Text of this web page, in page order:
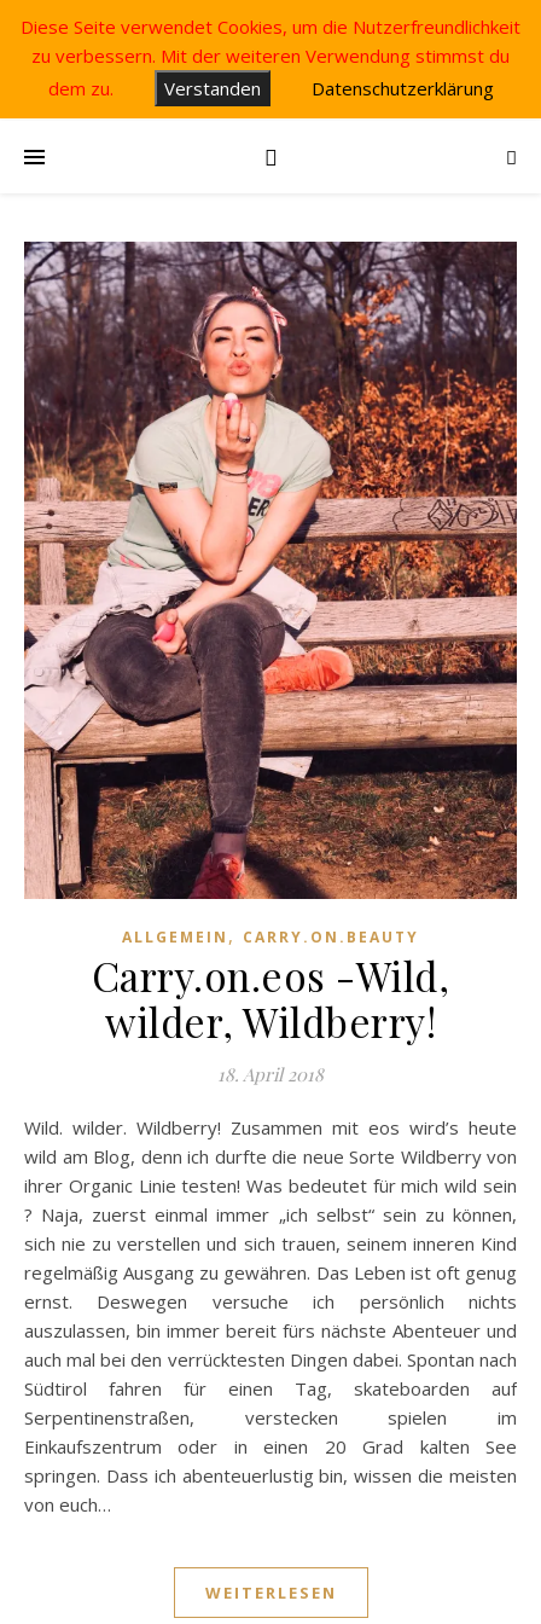
ALLGEMEIN , CARRY.ON.BEAUTY
Carry.on.eos -Wild,
wilder, Wildberry!
18. April 2018
Wild. wilder. Wildberry! Zusammen mit eos wird’s heute
wild am Blog, denn ich durfte die neue Sorte Wildberry von
ihrer Organic Linie testen! Was bedeutet für mich wild sein
? Naja, zuerst einmal immer „ich selbst“ sein zu können,
sich nie zu verstellen und sich trauen, seinem inneren Kind
regelmäßig Ausgang zu gewähren. Das Leben ist oft genug
ernst. Deswegen versuche ich persönlich nichts
auszulassen, bin immer bereit fürs nächste Abenteuer und
auch mal bei den verrücktesten Dingen dabei. Spontan nach
Südtirol fahren für einen Tag, skateboarden auf
Serpentinenstraßen, verstecken spielen im
Einkaufszentrum oder in einen 20 Grad kalten See
springen. Dass ich abenteuerlustig bin, wissen die meisten
von euch…
WEITERLESEN
Diese Seite verwendet Cookies, um die Nutzerfreundlichkeit
zu verbessern. Mit der weiteren Verwendung stimmst du
dem zu.
Verstanden Datenschutzerklärung